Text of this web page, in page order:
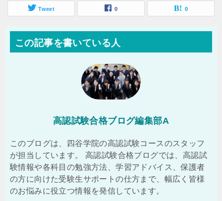
Tweet 0 0
この記事を書いている人
高認試験合格ブログ編集部A
このブログは、四谷学院の高認試験コースのスタッフ
が担当しています。 高認試験合格ブログでは、高認試
験情報や各科目の勉強方法、学習アドバイス、保護者
の方に向けた受験生サポートの仕方まで、幅広く皆様
のお悩みに役立つ情報を発信しています。